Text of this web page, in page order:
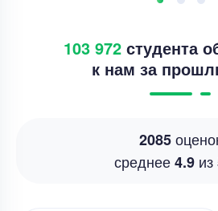
103 972 студента
к нам за
2085
среднее4.9 из